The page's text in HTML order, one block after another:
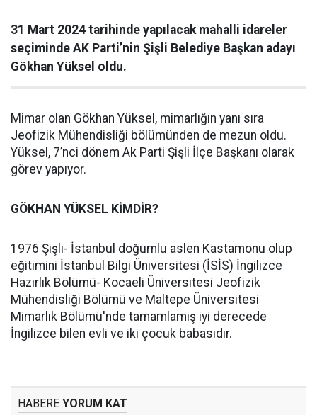
31 Mart 2024 tarihinde yapılacak mahalli idareler
seçiminde AK Parti’nin Şişli Belediye Başkan adayı
Gökhan Yüksel oldu.
Mimar olan Gökhan Yüksel, mimarlığın yanı sıra
Jeofizik Mühendisliği bölümünden de mezun oldu.
Yüksel, 7’nci dönem Ak Parti Şişli İlçe Başkanı olarak
görev yapıyor.
GÖKHAN YÜKSEL KİMDİR?
1976 Şişli- İstanbul doğumlu aslen Kastamonu olup
eğitimini İstanbul Bilgi Üniversitesi (İSİS) İngilizce
Hazırlık Bölümü- Kocaeli Üniversitesi Jeofizik
Mühendisliği Bölümü ve Maltepe Üniversitesi
Mimarlık Bölümü'nde tamamlamış iyi derecede
İngilizce bilen evli ve iki çocuk babasıdır.
HABERE YORUM KAT